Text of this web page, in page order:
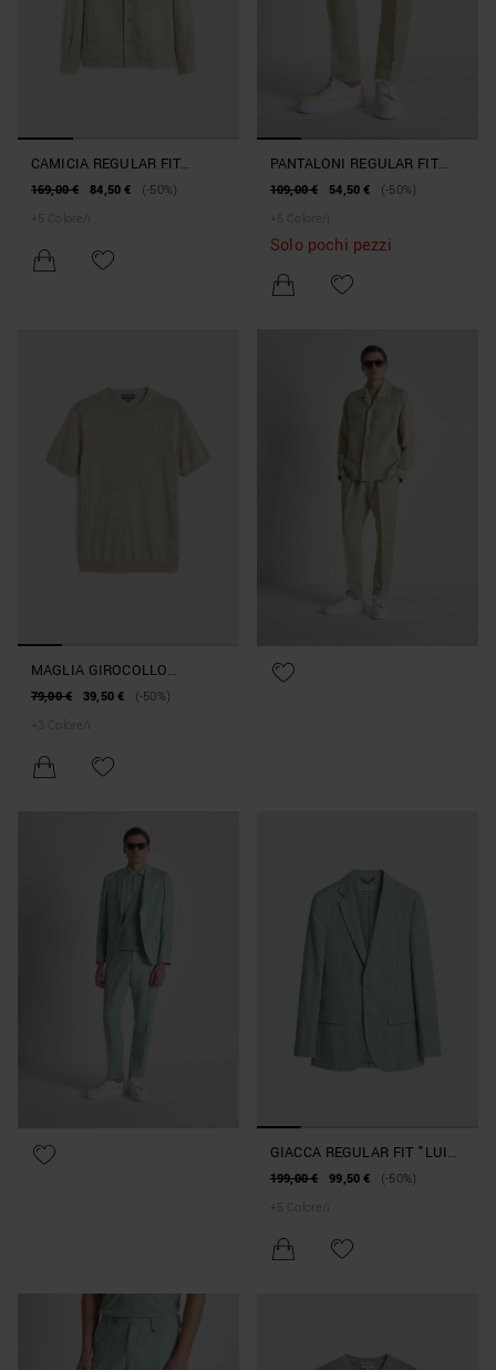
CAMICIA REGULAR FIT
"ANTIGUA" IN MISTO LINO E
169,00 € 84,50 €
(-50%)
+ 5 Colore/i
PANTALONI REGULAR FIT
"NEIL" IN MISTO LINO SLUB
109,00 € 54,50 €
(-50%)
+ 5 Colore/i
Solo pochi pezzi
MAGLIA GIROCOLLO
RELAXED FIT MANICA CORTA
79,00 € 39,50 €
(-50%)
+ 3 Colore/i
GIACCA REGULAR FIT "LUIS"
IN MISTO LINO E VISCOSA
199,00 € 99,50 €
(-50%)
+ 5 Colore/i